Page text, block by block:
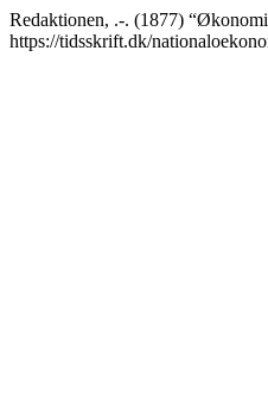
Redaktionen, .-. (1877)
https://tidsskrift.dk/